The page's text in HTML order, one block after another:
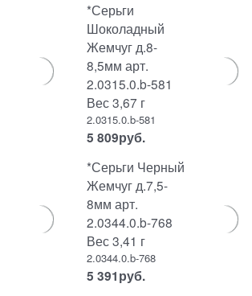
*Серьги
Шоколадный
Жемчуг д.8-
8,5мм арт.
2.0315.0.b-581
Вес 3,67 г
2.0315.0.b-581
5 809руб.
*Серьги Черный
Жемчуг д.7,5-
8мм арт.
2.0344.0.b-768
Вес 3,41 г
2.0344.0.b-768
5 391руб.